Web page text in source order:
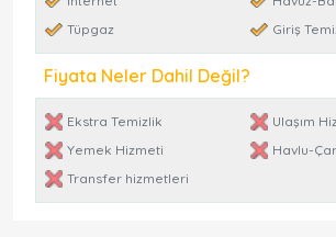
Tüpgaz
Giriş
Fiyata Neler Dahil Değil?
Ekstra Temizlik
Ulaşım
Yemek Hizmeti
Havlu-
Transfer hizmetleri